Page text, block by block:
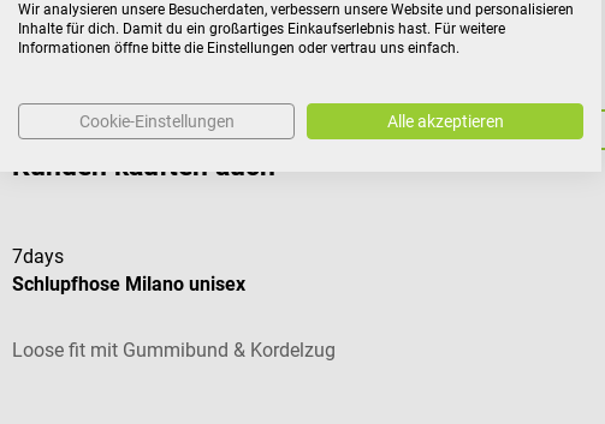
Kunden kauften auch
7days
Schlupfhose Milano unisex
Loose fit mit Gummibund & Kordelzug
Wir analysieren unsere Besucherdaten, verbessern unsere Website und personalisieren
Inhalte für dich. Damit du ein großartiges Einkaufserlebnis hast. Für weitere
Informationen öffne bitte die Einstellungen oder vertrau uns einfach.
Cookie-Einstellungen Alle akzeptieren